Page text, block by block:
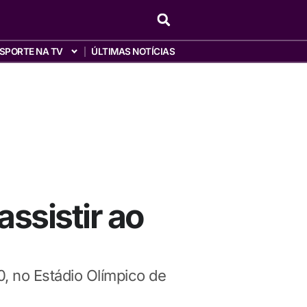
NA TV ÚLTIMAS NOTÍCIAS
ao
no Estádio Olímpico de